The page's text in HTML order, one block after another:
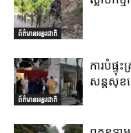
ព័ត៌មានអន្តរជាតិ
ព័ត៌មានអន្តរជាតិ
ការបំផ្ទុ
សន្តសុខ